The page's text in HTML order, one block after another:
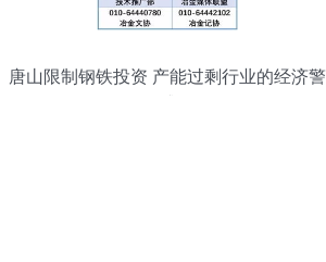
唐山限制钢铁投资 产能过剩行业的经济警